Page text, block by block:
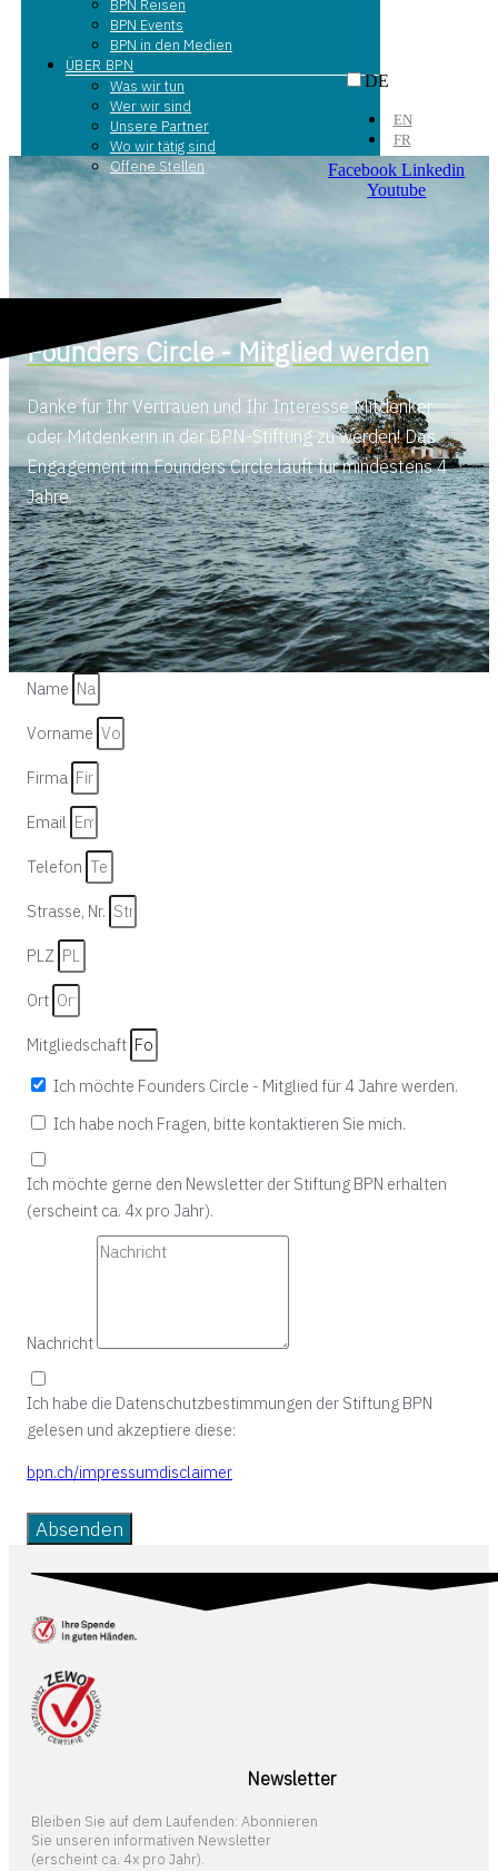
BPN Reisen
BPN Events
BPN in den Medien
ÜBER BPN
Was wir tun
Wer wir sind
Unsere Partner
Wo wir tätig sind
Offene Stellen
DE
EN
FR
Facebook Linkedin
Youtube
Founders Circle - Mitglied werden
Danke für Ihr Vertrauen und Ihr Interesse Mitdenker
oder Mitdenkerin in der BPN-Stiftung zu werden! Das
Engagement im Founders Circle läuft für mindestens 4
Jahre.
Name
Vorname
Firma
Email
Telefon
Strasse, Nr.
PLZ
Ort
Mitgliedschaft
Ich möchte Founders Circle - Mitglied für 4 Jahre werden.
Ich habe noch Fragen, bitte kontaktieren Sie mich.
Ich möchte gerne den Newsletter der Stiftung BPN erhalten
(erscheint ca. 4x pro Jahr).
Nachricht
Ich habe die Datenschutzbestimmungen der Stiftung BPN
gelesen und akzeptiere diese:
bpn.ch/impressumdisclaimer
Absenden
Newsletter
Bleiben Sie auf dem Laufenden: Abonnieren
Sie unseren informativen Newsletter
(erscheint ca. 4x pro Jahr).